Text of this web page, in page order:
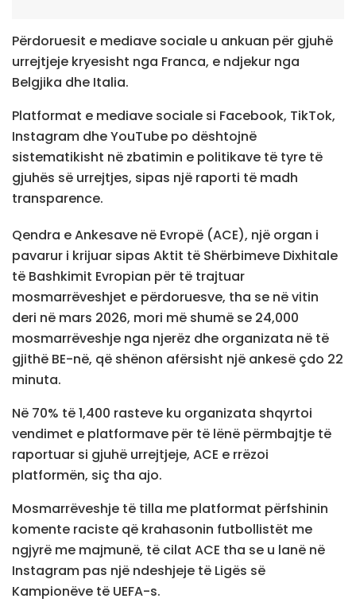
Përdoruesit e mediave sociale u ankuan për gjuhë
urrejtjeje kryesisht nga Franca, e ndjekur nga
Belgjika dhe Italia.
Platformat e mediave sociale si Facebook, TikTok,
Instagram dhe YouTube po dështojnë
sistematikisht në zbatimin e politikave të tyre të
gjuhës së urrejtjes, sipas një raporti të madh
transparence.
Qendra e Ankesave në Evropë (ACE), një organ i
pavarur i krijuar sipas Aktit të Shërbimeve Dixhitale
të Bashkimit Evropian për të trajtuar
mosmarrëveshjet e përdoruesve, tha se në vitin
deri në mars 2026, mori më shumë se 24,000
mosmarrëveshje nga njerëz dhe organizata në të
gjithë BE-në, që shënon afërsisht një ankesë çdo 22
minuta.
Në 70% të 1,400 rasteve ku organizata shqyrtoi
vendimet e platformave për të lënë përmbajtje të
raportuar si gjuhë urrejtjeje, ACE e rrëzoi
platformën, siç tha ajo.
Mosmarrëveshje të tilla me platformat përfshinin
komente raciste që krahasonin futbollistët me
ngjyrë me majmunë, të cilat ACE tha se u lanë në
Instagram pas një ndeshjeje të Ligës së
Kampionëve të UEFA-s.